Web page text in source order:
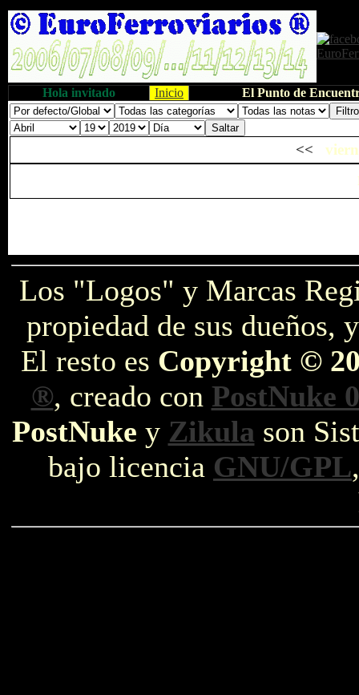
Hola invitado Inicio El Punto de
<<
Los "Logos" y Marcas
propiedad de sus dueños,
El resto es Copyright ©
®, creado con PostNuke
PostNuke y Zikula son
bajo licencia GNU/GPL